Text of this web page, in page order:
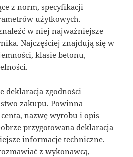
z norm, specyfikacji
użytkowych.
w niej najważniejsze
Najczęściej znajdują się w
klasie betonu,
deklaracja zgodności
zakupu. Powinna
nazwę wyrobu i opis
przygotowana deklaracja
informacje techniczne.
z wykonawcą,